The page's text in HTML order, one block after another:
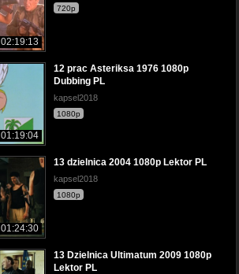
02:19:13
720p
01:19:04
12 prac Asteriksa 1976 1080p
Dubbing PL
kapsel2018
1080p
01:24:30
13 dzielnica 2004 1080p Lektor PL
kapsel2018
1080p
13 Dzielnica Ultimatum 2009 1080p
Lektor PL